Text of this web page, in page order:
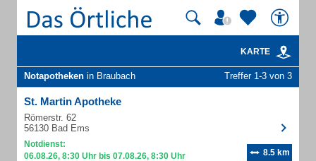
KARTE
Notapotheken in Braubach Treffer 1-3 von 3
St. Martin Apotheke
Römerstr. 62
56130 Bad Ems
Notdienst:
06.08.26, 8:30 Uhr bis 07.08.26, 8:30 Uhr
8.5 km